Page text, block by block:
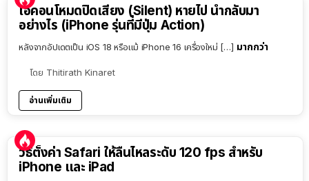
ไอคอนโหมดปิดเสียง (Silent) หายไป นำกลับมา
อย่างไร (iPhone รุ่นที่มีปุ่ม Action)
หลังจากอัปเดตเป็น iOS 18 หรือแม้ iPhone 16 เครื่องใหม่ […] มากกว่า
โดย Thitirath Kinaret
อ่านเพิ่มเติม
วิธีตั้งค่า Safari ให้ลื่นไหลระดับ 120 fps สำหรับ
iPhone และ iPad